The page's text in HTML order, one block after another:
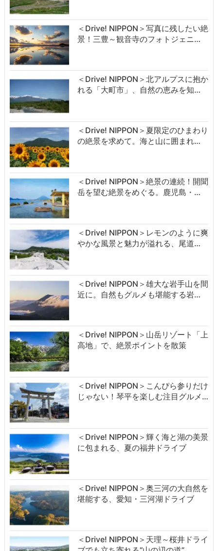
＜Drive! NIPPON＞写真に残したい絶
景！三豊～観音寺のフォトジェニ…
＜Drive! NIPPON＞北アルプスに抱か
れる「大町市」、自然の恵みを知…
＜Drive! NIPPON＞夏限定のひまわり
の絶景を求めて。海と山に囲まれ…
＜Drive! NIPPON＞絶景の連続！開聞
岳を望む絶景をめぐる。鹿児島・…
＜Drive! NIPPON＞レモンのように爽
やかな風景と魅力が溢れる、尾道…
＜Drive! NIPPON＞雄大な岩手山を間
近に。自然もグルメも堪能する岩…
＜Drive! NIPPON＞山岳リゾート「上
高地」で、絶景ポイントを散策
＜Drive! NIPPON＞こんぴら参りだけ
じゃない！琴平を楽しむ注目グルメ…
＜Drive! NIPPON＞輝く海と湖の美景
に包まれる、夏の福井ドライブ
＜Drive! NIPPON＞奥三河の大自然を
堪能する、愛知・三河湖ドライブ
＜Drive! NIPPON＞天理～桜井ドライ